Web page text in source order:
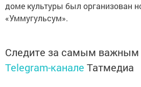
доме культуры был организован
«Уммугульсум».
Следите за самым важным
Telegram-канале Татмедиа